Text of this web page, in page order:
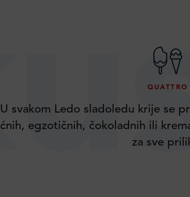
QUATTRO
U svakom Ledo sladoledu krije se
egzotičnih, čokoladnih ili
za sve